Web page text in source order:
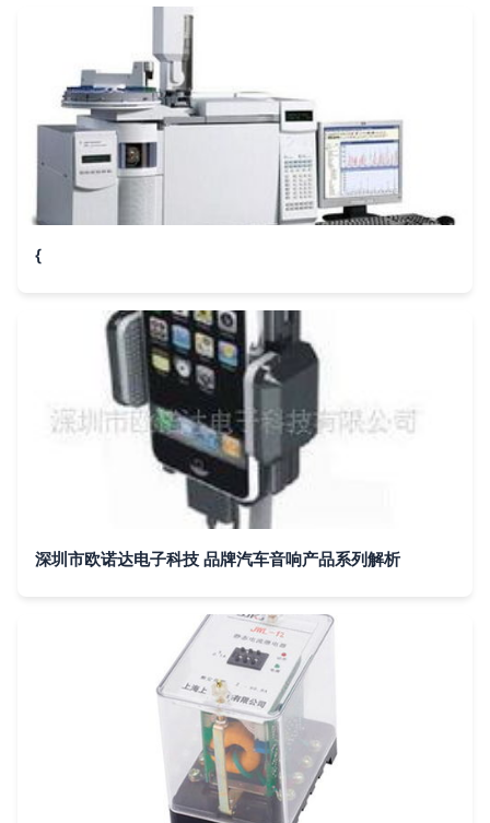
{
深圳市欧诺达电子科技 品牌汽车音响产品系列解析